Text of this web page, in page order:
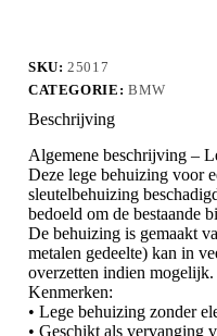
SKU:25017
CATEGORIE:BMW
Beschrijving
Algemene beschrijving –
Deze lege behuizing voor
sleutelbehuizing
bedoeld om de bestaande
De behuizing is gemaakt
metalen gedeelte) kan in
overzetten indien mogelijk.
Kenmerken:
• Lege behuizing zonder
• Geschikt als vervanging